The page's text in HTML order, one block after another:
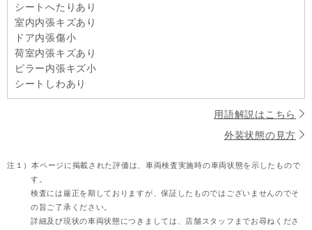
シートへたりあり
室内内張キズあり
ドア内張傷小
荷室内張キズあり
ピラー内張キズ小
シートしわあり
用語解説はこちら
外装状態の見方
注１）本ページに掲載された評価は、車両検査実施時の車両状態を示したもので
す。
検査には厳正を期しておりますが、保証したものではございませんのでそ
の旨ご了承ください。
詳細及び現状の車両状態につきましては、店舗スタッフまでお尋ねくださ